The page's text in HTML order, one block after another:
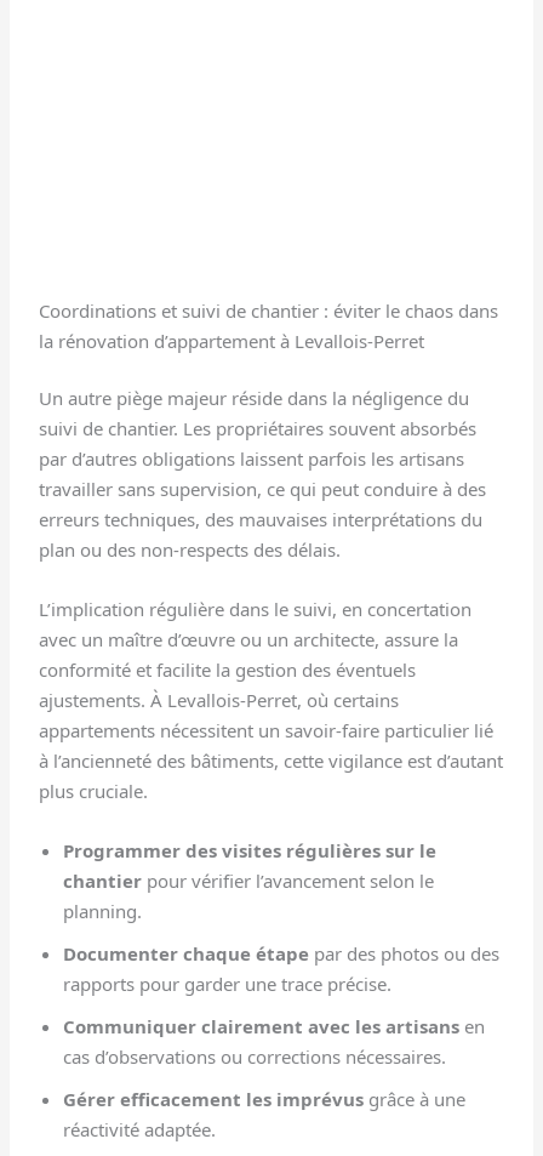
Coordinations et suivi de chantier : éviter le chaos dans
la rénovation d’appartement à Levallois-Perret
Un autre piège majeur réside dans la négligence du
suivi de chantier. Les propriétaires souvent absorbés
par d’autres obligations laissent parfois les artisans
travailler sans supervision, ce qui peut conduire à des
erreurs techniques, des mauvaises interprétations du
plan ou des non-respects des délais.
L’implication régulière dans le suivi, en concertation
avec un maître d’œuvre ou un architecte, assure la
conformité et facilite la gestion des éventuels
ajustements. À Levallois-Perret, où certains
appartements nécessitent un savoir-faire particulier lié
à l’ancienneté des bâtiments, cette vigilance est d’autant
plus cruciale.
Programmer des visites régulières sur le
chantier pour vérifier l’avancement selon le
planning.
Documenter chaque étape par des photos ou des
rapports pour garder une trace précise.
Communiquer clairement avec les artisans en
cas d’observations ou corrections nécessaires.
Gérer efficacement les imprévus grâce à une
réactivité adaptée.